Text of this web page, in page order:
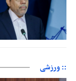
:: ورزشی